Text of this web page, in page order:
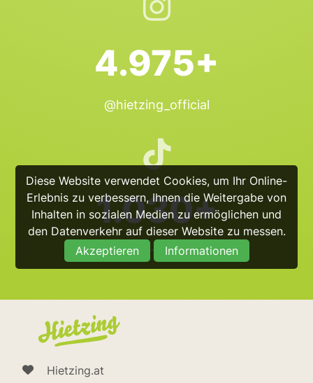
Diese Website verwendet Cookies, um Ihr Online-
Erlebnis zu verbessern, Ihnen die Weitergabe von
Inhalten in sozialen Medien zu ermöglichen und
den Datenverkehr auf dieser Website zu messen.
Akzeptieren
Informationen
4.975+
@hietzing_official
1.030+
@hietzing_official
Hietzing.at